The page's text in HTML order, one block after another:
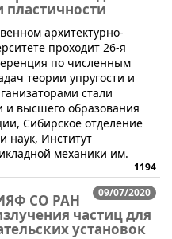
пластичности
архитектурно-
проходит 26-я
по численным
теории упругости и
стали
и высшего образования
Сибирское отделение
наук, Институт
механики им.
1194
09/07/2020
СО РАН
частиц для
установок